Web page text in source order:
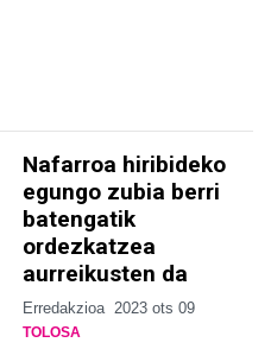
Nafarroa hiribideko
egungo zubia berri
batengatik
ordezkatzea
aurreikusten da
Erredakzioa 2023 ots 09
TOLOSA